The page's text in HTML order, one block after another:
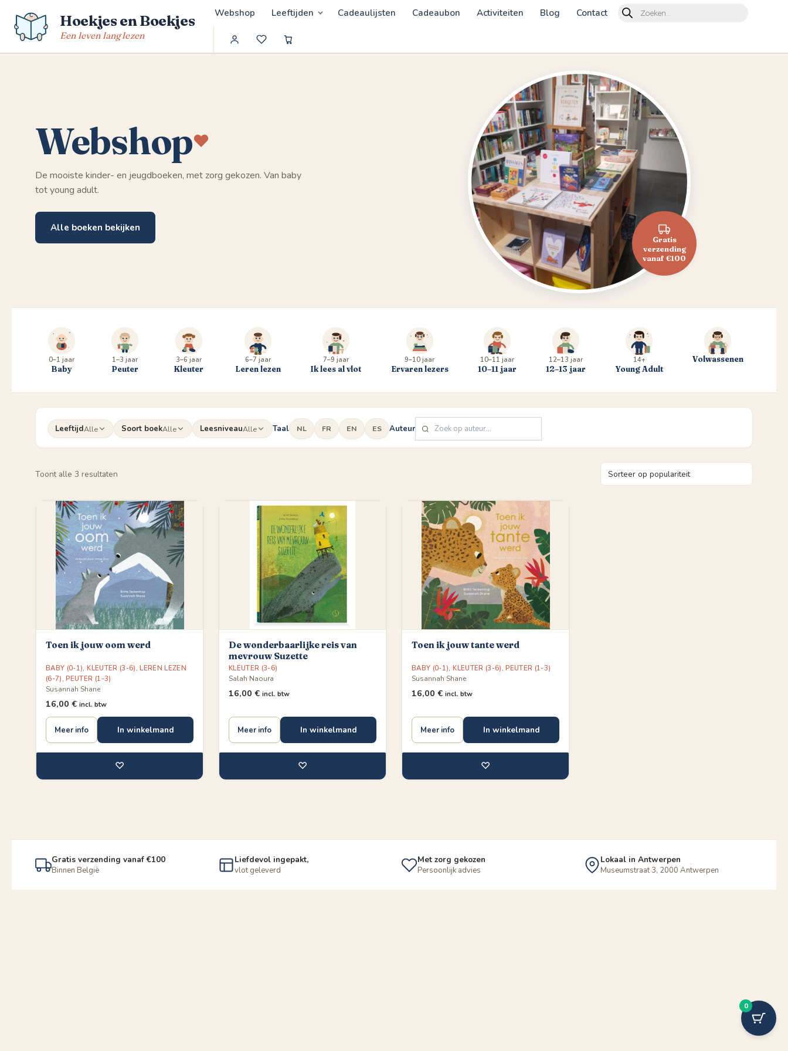
naar
inhoud
Hoekjes en Boekjes
Een leven lang lezen
Webshop Leeftijden Cadeaulijsten Cadeaubon Activiteiten Blog Contact
Products
search
Webshop
De mooiste kinder- en jeugdboeken, met zorg gekozen. Van baby
tot young adult.
Alle boeken bekijken
Gratis
verzending
vanaf €100
0–1 jaar
Baby
1–3 jaar
Peuter
3–6 jaar
Kleuter
6–7 jaar
Leren lezen
7–9 jaar
Ik lees al vlot
9–10 jaar
Ervaren lezers
10–11 jaar
10–11 jaar
12–13 jaar
12–13 jaar
14+
Young Adult
Volwassenen
LeeftijdAlle Soort boekAlle LeesniveauAlle Taal NL FR EN ES Auteur
Toont alle 3 resultaten
Toen ik jouw oom werd
BABY (0-1),KLEUTER (3-6),LEREN LEZEN
(6-7),PEUTER (1-3)
Susannah Shane
16,00 € incl. btw
Meer info In winkelmand
♡
De wonderbaarlijke reis van
mevrouw Suzette
KLEUTER (3-6)
Salah Naoura
16,00 € incl. btw
Meer info In winkelmand
♡
Toen ik jouw tante werd
BABY (0-1),KLEUTER (3-6),PEUTER (1-3)
Susannah Shane
16,00 € incl. btw
Meer info In winkelmand
♡
Gratis verzending vanaf €100
Binnen België
Liefdevol ingepakt,
vlot geleverd
Met zorg gekozen
Persoonlijk advies
Lokaal in Antwerpen
Museumstraat 3, 2000 Antwerpen
0